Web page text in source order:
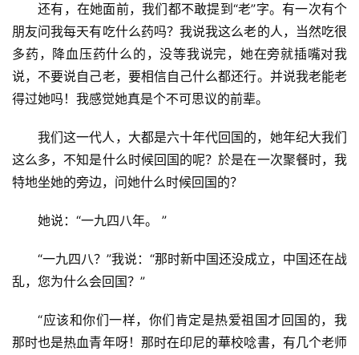
还有，在她面前，我们都不敢提到“老”字。有一次有个
朋友问我每天有吃什么药吗？我说我这么老的人，当然吃很
多药，降血压药什么的，没等我说完，她在旁就插嘴对我
说，不要说自己老，要相信自己什么都还行。并说我老能老
得过她吗！我感觉她真是个不可思议的前辈。
我们这一代人，大都是六十年代回国的，她年纪大我们
这么多，不知是什么时候回国的呢？於是在一次聚餐时，我
特地坐她的旁边，问她什么时候回国的？
她说：“一九四八年。 ”
“一九四八？”我说：“那时新中国还没成立，中国还在战
乱，您为什么会回国？”
“应该和你们一样，你们肯定是热爱祖国才回国的，我
那时也是热血青年呀！那时在印尼的華校唸書，有几个老师